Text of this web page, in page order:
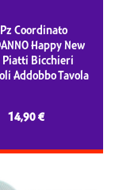
Coordinato
Happy New
Piatti Bicchieri
Addobbo Tavola
14,90 €